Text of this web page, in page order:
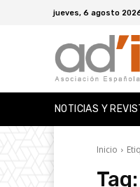
jueves, 6 agosto
NOTICIAS Y
Inicio
Tag: